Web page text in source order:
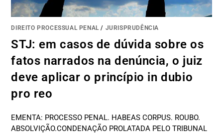
DIREITO PROCESSUAL PENAL/ JURISPRUDÊNCIA
STJ: em casos de dúvida sobre os
fatos narrados na denúncia, o juiz
deve aplicar o princípio in dubio
pro reo
EMENTA: PROCESSO PENAL. HABEAS CORPUS. ROUBO.
ABSOLVIÇÃO.CONDENAÇÃO PROLATADA PELO TRIBUNAL